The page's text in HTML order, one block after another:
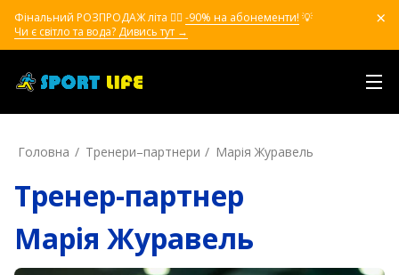
Фінальний РОЗПРОДАЖ літа ❤️‍🔥 -90% на абонементи! 💡
Чи є світло та вода? Дивись тут →
Головна Тренери–партнери Марія Журавель
Тренер-партнер
Марія Журавель